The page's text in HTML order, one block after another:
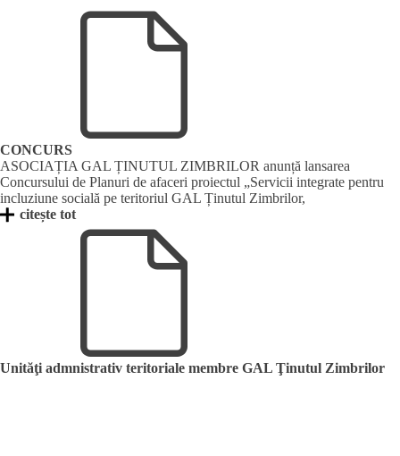
CONCURS
ASOCIAȚIA GAL ȚINUTUL ZIMBRILOR anunță lansarea
Concursului de Planuri de afaceri proiectul „Servicii integrate pentru
incluziune socială pe teritoriul GAL Ținutul Zimbrilor,
citește tot
Unităţi admnistrativ teritoriale membre GAL Ţinutul Zimbrilor